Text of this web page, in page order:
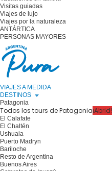
Visitas guiadas
Viajes de lujo
Viajes por la naturaleza
ANTÁRTICA
PERSONAS MAYORES
VIAJES A MEDIDA
DESTINOS
Patagonia
Todos los tours de Patagonia¡Abrid!
El Calafate
El Chaltén
Ushuaia
Puerto Madryn
Bariloche
Resto de Argentina
Buenos Aires